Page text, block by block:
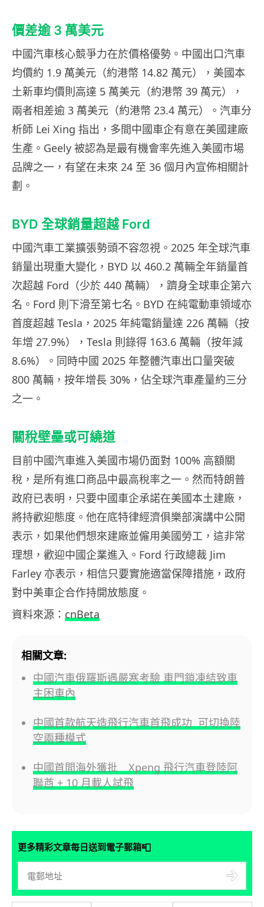
價差逾 3 萬美元
中國汽車核心競爭力在於價格優勢。中國出口汽車
均價約 1.9 萬美元（約港幣 14.82 萬元），美國本
土新車均價則高達 5 萬美元（約港幣 39 萬元），
兩者相差逾 3 萬美元（約港幣 23.4 萬元）。汽車分
析師 Lei Xing 指出，多間中國車企有意在美國建廠
生產。Geely 被認為是最有機會率先進入美國市場
品牌之一，有望在未來 24 至 36 個月內宣佈相關計
劃。
BYD 全球銷量超越 Ford
中國汽車工業擴張勢頭不容忽視。2025 年全球汽車
銷量出現重大變化，BYD 以 460.2 萬輛全年銷量首
次超越 Ford（少於 440 萬輛），躋身全球車企第六
名。Ford 則下滑至第七名。BYD 在純電動車領域亦
首度超越 Tesla，2025 年純電銷量達 226 萬輛（按
年增 27.9%），Tesla 則錄得 163.6 萬輛（按年減
8.6%）。同時中國 2025 年整體汽車出口量突破
800 萬輛，按年增長 30%，佔全球汽車產量約三分
之一。
關稅壁壘或可繞道
目前中國汽車進入美國市場仍面對 100% 高額關
稅，是所有進口商品中最高稅率之一。然而特朗普
政府已表明，只要中國車企承諾在美國本土建廠，
將持歡迎態度。他在底特律經濟俱樂部演講中公開
表示，如果他們想來建廠並僱用美國勞工，這非常
理想，歡迎中國企業進入。Ford 行政總裁 Jim
Farley 亦表示，相信只要實施適當保障措施，政府
對中美車企合作持開放態度。
資料來源： cnBeta
相關文章:
中國汽車俄羅斯遇嚴寒考驗 車門鎖凍結致車
主困車內
中國首款航天造飛行汽車首飛成功 可切換陸
空兩種模式
中國首間海外獲批 Xpeng 飛行汽車登陸阿
聯酋 + 10 月載人試飛
更多精彩文章每日送到電子郵箱📮